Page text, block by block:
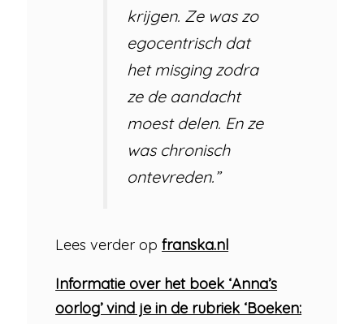
krijgen. Ze was zo
egocentrisch dat
het misging zodra
ze de aandacht
moest delen. En ze
was chronisch
ontevreden.”
Lees verder opfranska.nl
Informatie over het boek ‘Anna’s
oorlog’ vind je in de rubriek ‘Boeken: